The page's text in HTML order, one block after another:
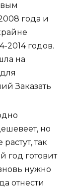
года и
годов.
на
Заказать
но
так
год готовит
нужно
отнести